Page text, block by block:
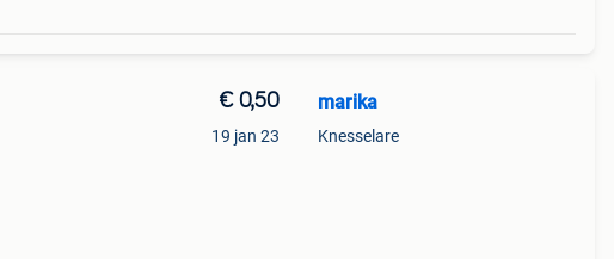
€ 0,50
19 jan 23
marika
Knesselare